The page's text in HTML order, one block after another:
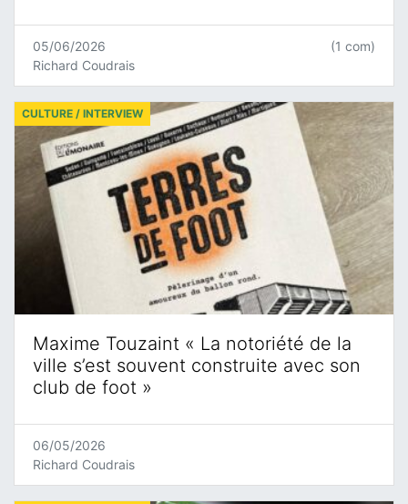
05/06/2026
Richard Coudrais
(1 com)
Maxime Touzaint « La notoriété de la
ville s’est souvent construite avec son
club de foot »
CULTURE / INTERVIEW
06/05/2026
Richard Coudrais